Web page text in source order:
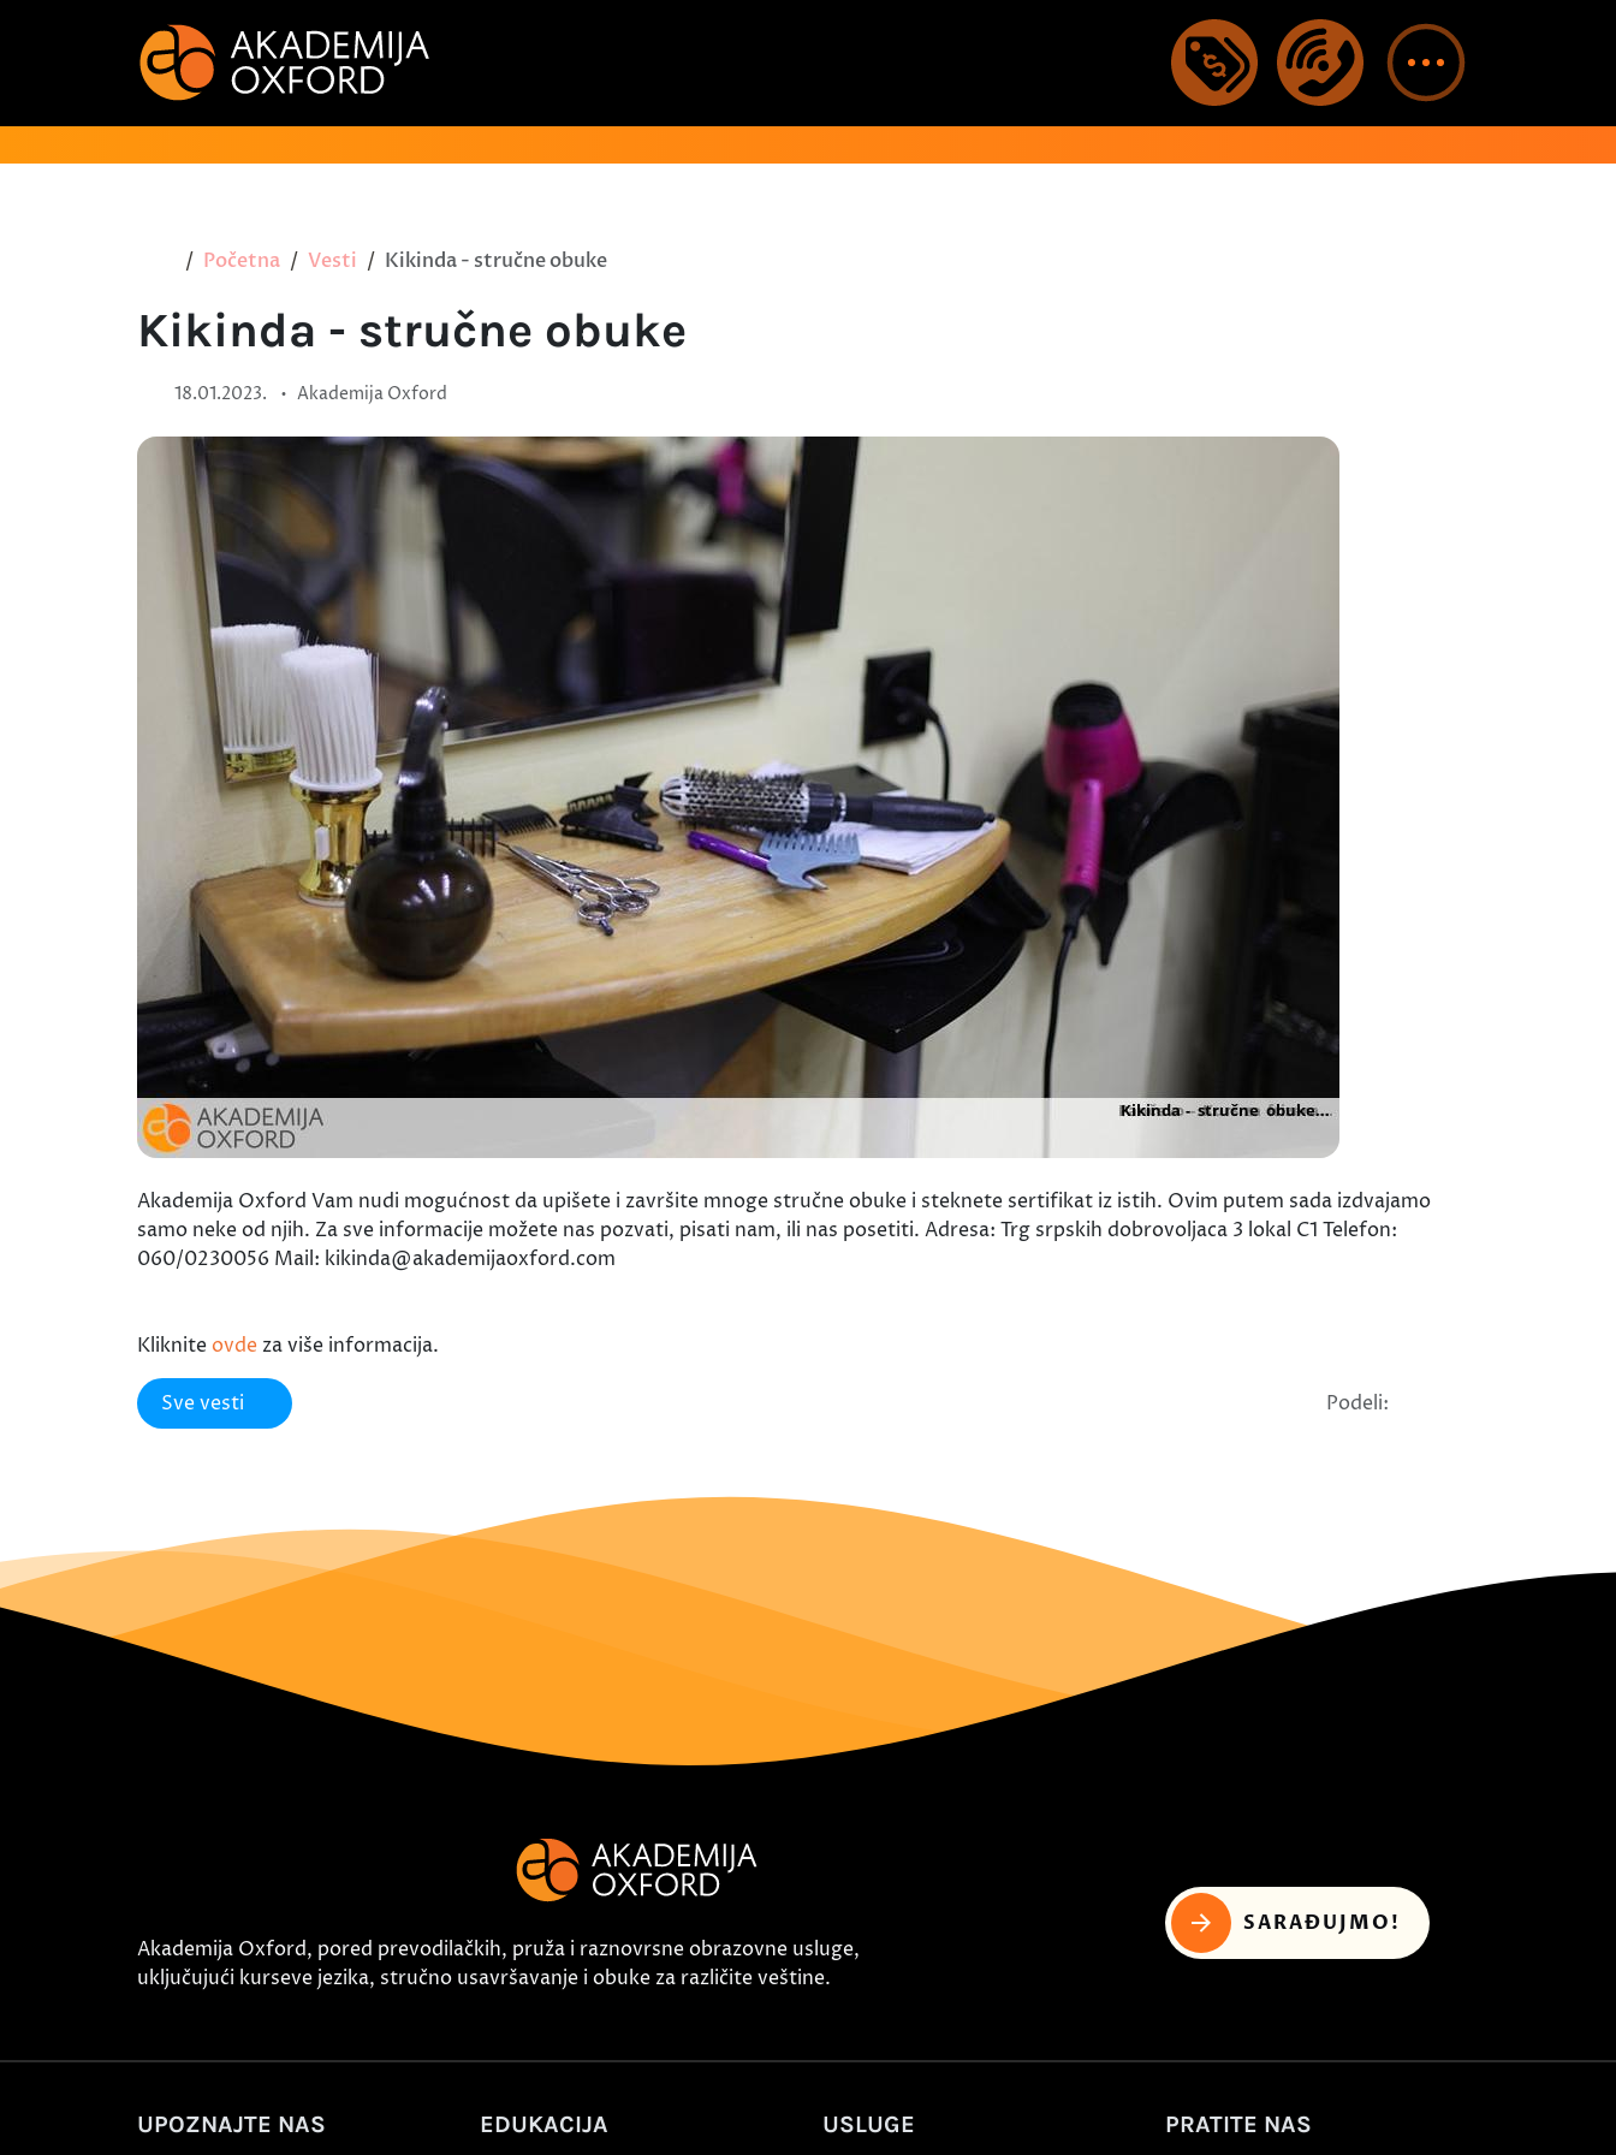
Početna Vesti Kikinda - stručne obuke
Kikinda - stručne obuke
18.01.2023. • Akademija Oxford
Akademija Oxford Vam nudi mogućnost da upišete i završite mnoge stručne obuke i steknete sertifikat iz istih. Ovim putem sada izdvajamo
samo neke od njih. Za sve informacije možete nas pozvati, pisati nam, ili nas posetiti. Adresa: Trg srpskih dobrovoljaca 3 lokal C1 Telefon:
060/0230056 Mail: kikinda@akademijaoxford.com
Kliknite ovde za više informacija.
Sve vesti Podeli:
Akademija Oxford, pored prevodilačkih, pruža i raznovrsne obrazovne usluge,
uključujući kurseve jezika, stručno usavršavanje i obuke za različite veštine.
SARAĐUJMO!
UPOZNAJTE NAS EDUKACIJA USLUGE PRATITE NAS